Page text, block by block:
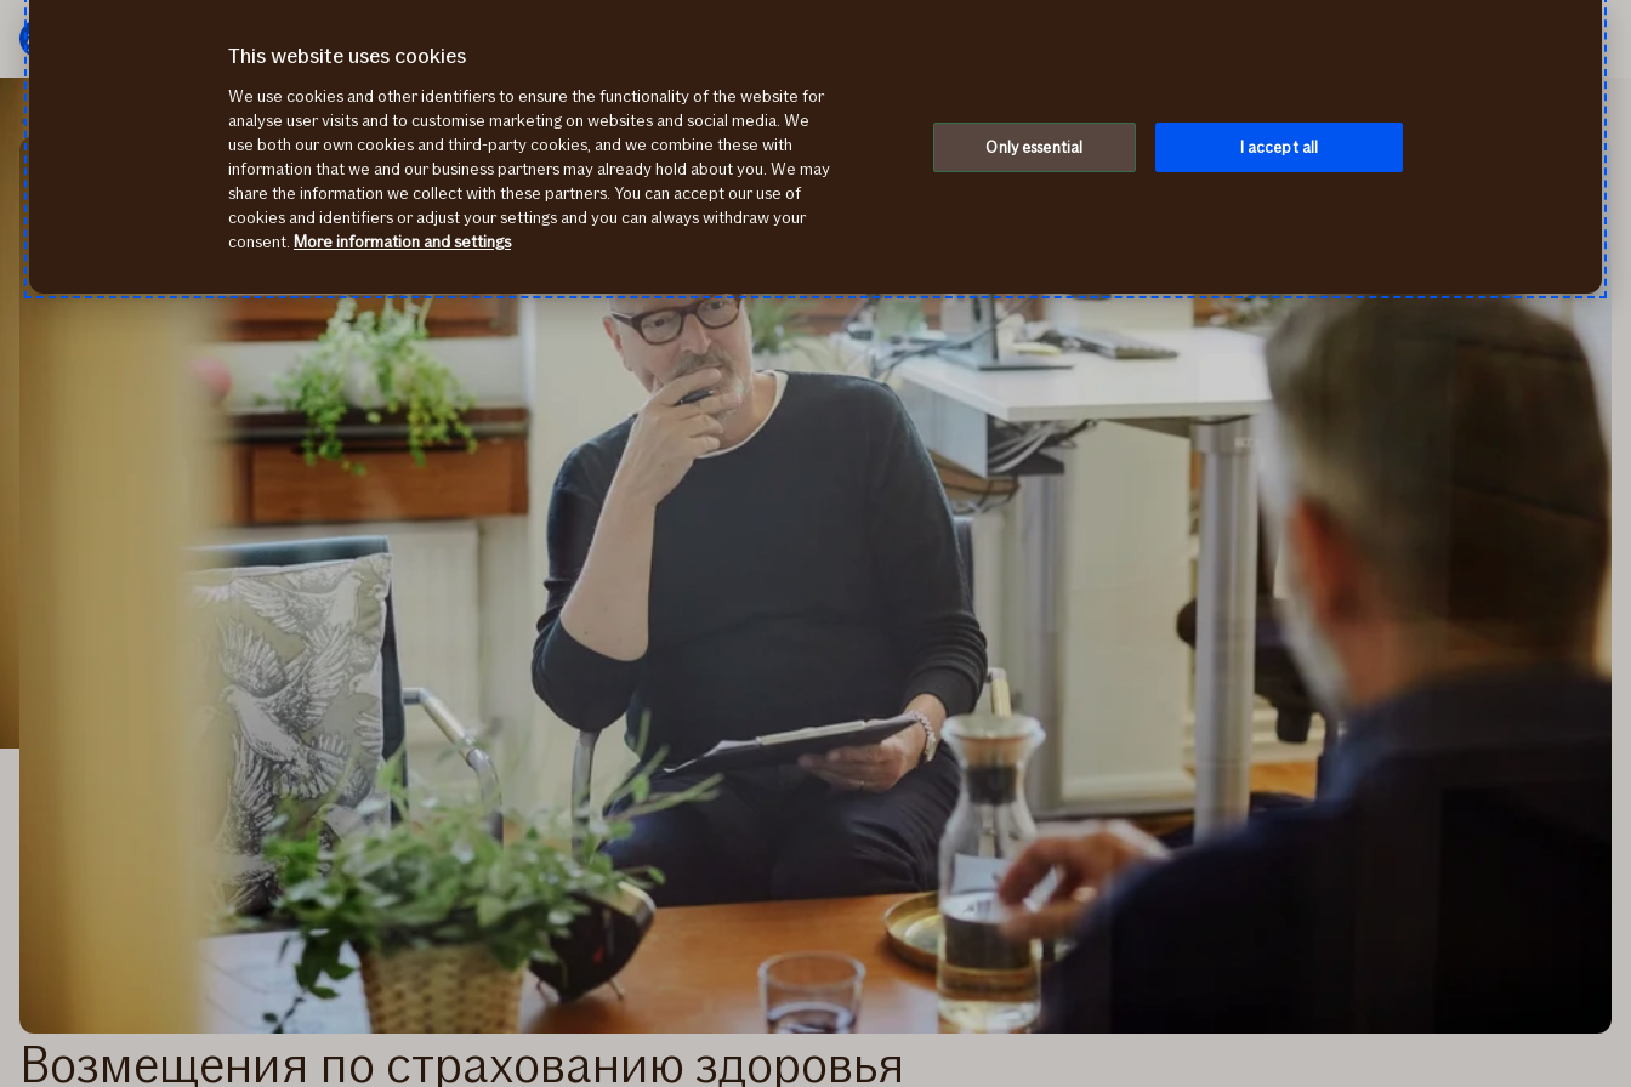
Мену
Перейти
содержанию
Заявка на возмещение Страхование здоровья
Возмещения по страхованию здоровья
This website uses cookies
We use cookies and other identifiers to ensure the functionality of the website for
analyse user visits and to customise marketing on websites and social media. We
use both our own cookies and third-party cookies, and we combine these with
information that we and our business partners may already hold about you. We may
share the information we collect with these partners. You can accept our use of
cookies and identifiers or adjust your settings and you can always withdraw your
consent. More information and settings
Only essential I accept all